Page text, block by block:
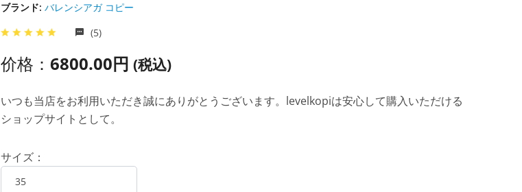
ブランド: バレンシアガ コピー
(5)
价格： 6800.00円 (税込)
いつも当店をお利用いただき誠にありがとうございます。levelkopiは安心して購入いただける
ショップサイトとして。
サイズ：